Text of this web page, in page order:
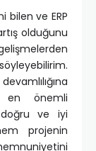
bilen ve ERP
olduğunu
en önemli
ve iyi
projenin